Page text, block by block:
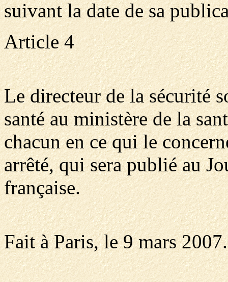
suivant la date de sa
Article 4
Le directeur de la sécurité
santé au ministère de la
chacun en ce qui le
arrêté, qui sera publié au
française.
Fait à Paris, le 9 mars 2007.